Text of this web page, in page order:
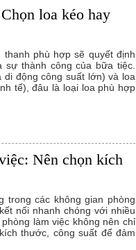
loa kéo hay
phù hợp sẽ quyết định
thành công của bữa tiệc.
động công suất lớn) và loa
tế), đâu là loại loa phù hợp
Nên chọn kích
trong các không gian phòng
nối nhanh chóng với nhiều
làm việc không nên chỉ
thước, công suất để đảm